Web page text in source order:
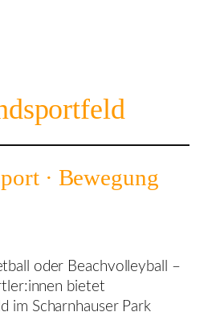
· Bewegung
oder Beachvolleyball –
bietet
im Scharnhauser Park